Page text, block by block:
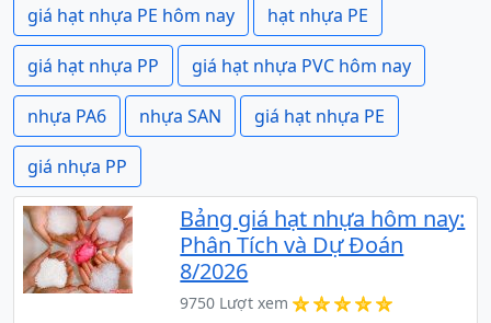
giá hạt nhựa PE hôm nay hạt nhựa PE
giá hạt nhựa PP giá hạt nhựa PVC hôm nay
nhựa PA6 nhựa SAN giá hạt nhựa PE
giá nhựa PP
Bảng giá hạt nhựa hôm nay:
Phân Tích và Dự Đoán
8/2026
9750 Lượt xem